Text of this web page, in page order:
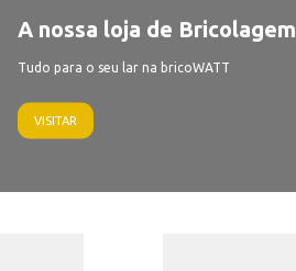
A nossa loja de Bricolagem
Tudo para o seu lar na bricoWATT
VISITAR